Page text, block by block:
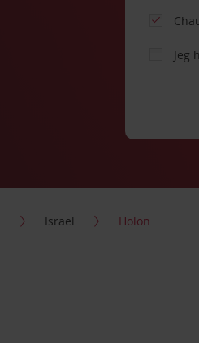
Jeg
Israel Holon